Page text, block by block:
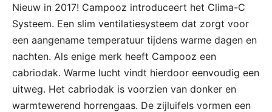
Nieuw in 2017! Campooz introduceert het Clima-C
Systeem. Een slim ventilatiesysteem dat zorgt voor
een aangename temperatuur tijdens warme dagen en
nachten. Als enige merk heeft Campooz een
cabriodak. Warme lucht vindt hierdoor eenvoudig een
uitweg. Het cabriodak is voorzien van donker en
warmtewerend horrengaas. De zijluifels vormen een